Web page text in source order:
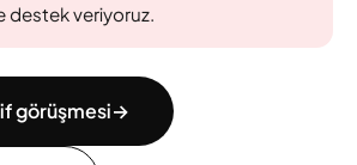
destek veriyoruz.
görüşmesi→